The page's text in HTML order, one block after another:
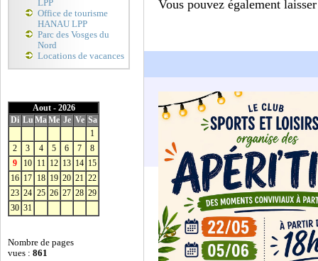
LPP
Office de tourisme
HANAU LPP
Parc des Vosges du
Nord
Locations de vacances
Aout - 2026
Di Lu MaMe Je Ve Sa
1
2
3 4 5 6 7
8
9
10 11 12 13 14 15
16 17 18 19 20 21 22
23 24 25 26 27 28 29
30 31
Nombre de pages
vues : 861
Vous pouvez également